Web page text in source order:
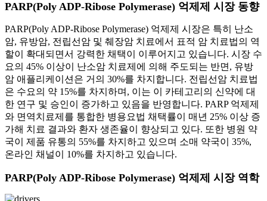
PARP(Poly ADP-Ribose Polymerase) 억제제 시장 동향
PARP(Poly ADP-Ribose Polymerase) 억제제 시장은 특히 난소
암, 유방암, 전립선암 및 췌장암 치료에서 표적 암 치료법의 역
할이 확대되면서 강력한 채택이 이루어지고 있습니다. 시장 수
요의 45% 이상이 난소암 치료제에 의해 주도되는 반면, 유방
암 애플리케이션은 거의 30%를 차지합니다. 전립선암 치료법
은 수요의 약 15%를 차지하며, 이는 이 카테고리의 신약에 대
한 연구 및 승인이 증가하고 있음을 반영합니다. PARP 억제제
와 면역치료제를 통합한 병용요법 채택률이 매년 25% 이상 증
가해 치료 결과와 환자 생존율이 향상되고 있다. 또한 병원 약
국이 제품 유통의 55%를 차지하고 있으며 소매 약국이 35%,
온라인 채널이 10%를 차지하고 있습니다.
PARP(Poly ADP-Ribose Polymerase) 억제제 시장 역학